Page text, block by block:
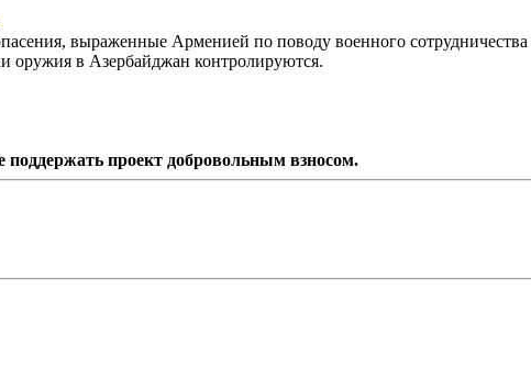
выраженные Арменией по поводу военного сотрудничества
оружия в Азербайджан контролируются.
проект добровольным взносом.